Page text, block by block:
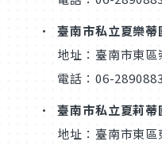
臺南市私立夏樂
地址：臺南市東
電話：06-2890883
臺南市私立夏莉
地址：臺南市東